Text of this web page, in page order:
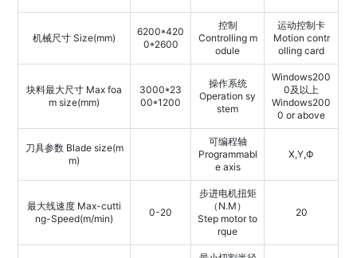
机械尺寸 Size(mm)
6200*420
0*2600
控制
Controlling m
odule
运动控制卡
Motion contr
olling card
块料最大尺寸 Max foa
m size(mm)
3000*23
00*1200
操作系统
Operation sy
stem
Windows200
0及以上
Windows200
0 or above
刀具参数 Blade size(m
m)
可编程轴
Programmabl
e axis
X,Y,Ф
最大线速度 Max-cutti
ng-Speed(m/min)
0-20
步进电机扭矩
（N.M）
Step motor to
rque
20